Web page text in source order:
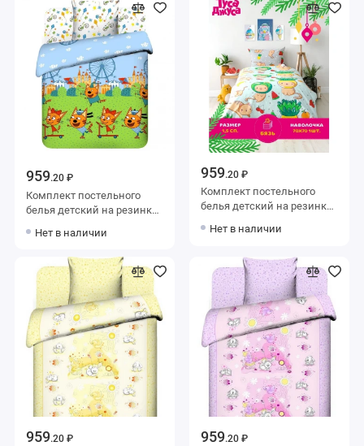
959.20 ₽
Комплект постельного
белья детский на резинке
наволочкой 40х60
Нет в наличии
959.20 ₽
Комплект постельного
белья детский на резинке
наволочкой 40х60
Нет в наличии
959.20 ₽ 959.20 ₽